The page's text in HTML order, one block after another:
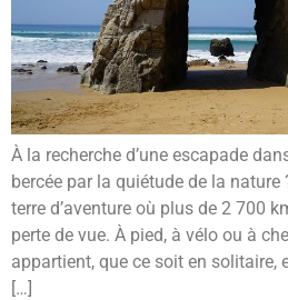
À la recherche d’une escapade
bercée par la quiétude de la nature
terre d’aventure où plus de 2 700
perte de vue. À pied, à vélo ou à
appartient, que ce soit en solitaire,
[…]